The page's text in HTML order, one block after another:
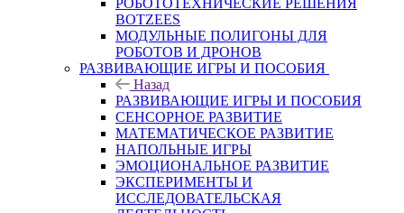
РОБОТОТЕХНИЧЕСКИЕ РЕШЕНИЯ
BOTZEES
МОДУЛЬНЫЕ ПОЛИГОНЫ ДЛЯ
РОБОТОВ И ДРОНОВ
РАЗВИВАЮЩИЕ ИГРЫ И ПОСОБИЯ
Назад
РАЗВИВАЮЩИЕ ИГРЫ И ПОСОБИЯ
СЕНСОРНОЕ РАЗВИТИЕ
МАТЕМАТИЧЕСКОЕ РАЗВИТИЕ
НАПОЛЬНЫЕ ИГРЫ
ЭМОЦИОНАЛЬНОЕ РАЗВИТИЕ
ЭКСПЕРИМЕНТЫ И
ИССЛЕДОВАТЕЛЬСКАЯ